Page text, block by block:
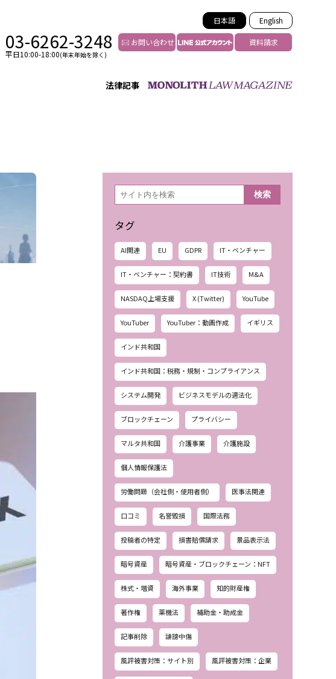
日本語 English
03-6262-3248
平日10:00-18:00(年末年始を除く)
お問い合わせ 資料請求
法律記事
誹謗中傷加害者の弁護
リスティング汚染の削除対策
YouTube等SNSのM&A
検
索 検索
タグ
AI関連 EU GDPR IT・ベンチャー
IT・ベンチャー：契約書 IT技術 M&A
NASDAQ上場支援 X (Twitter) YouTube
YouTuber YouTuber：動画作成 イギリス
インド共和国
インド共和国：税務・規制・コンプライアンス
システム開発 ビジネスモデルの適法化
ブロックチェーン プライバシー
マルタ共和国 介護事業 介護施設
個人情報保護法
労働問題（会社側・使用者側） 医事法関連
口コミ 名誉毀損 国際法務
投稿者の特定 損害賠償請求 景品表示法
暗号資産 暗号資産・ブロックチェーン：NFT
株式・増資 海外事業 知的財産権
著作権 薬機法 補助金・助成金
記事削除 誹謗中傷
風評被害対策：サイト別 風評被害対策：企業